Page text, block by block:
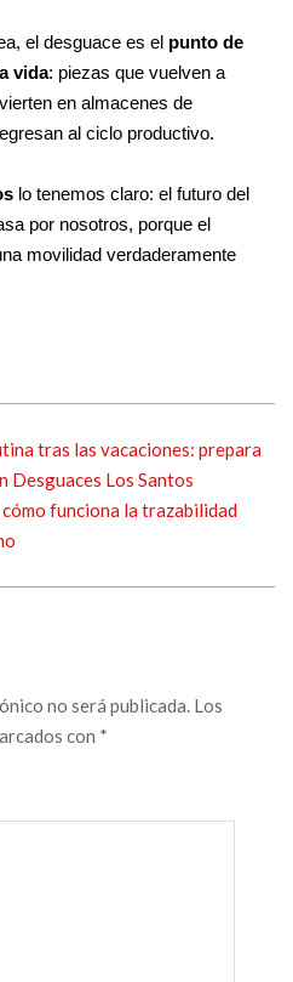
el desguace es el punto de
vida: piezas que vuelven a
en almacenes de
al ciclo productivo.
lo tenemos claro: el futuro del
por nosotros, porque el
movilidad verdaderamente
tras las vacaciones: prepara
Desguaces Los Santos
cómo funciona la trazabilidad
no será publicada. Los
con *